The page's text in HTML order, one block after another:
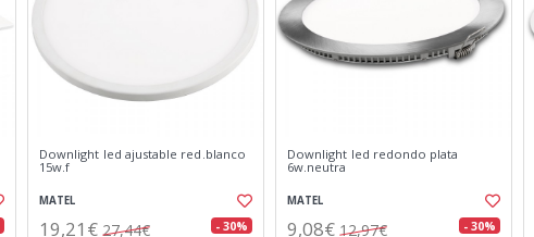
Downlight led ajustable red.blanco
15w.f
MATEL
19,21€ 27,44€ - 30%
Downlight led redondo plata
6w.neutra
MATEL
9,08€ 12,97€ - 30%